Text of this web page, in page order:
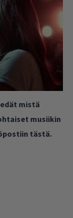
mistä
musiikin
tästä.